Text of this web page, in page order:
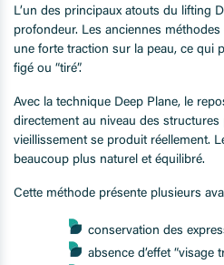
L’un des principaux atouts du lifting
profondeur. Les anciennes
une forte traction sur la peau, ce qui
figé ou “tiré”.
Avec la technique Deep Plane, le
directement au niveau des
vieillissement se produit réellement.
beaucoup plus naturel et équilibré.
Cette méthode présente plusieurs
conservation des
absence d’effet “visage